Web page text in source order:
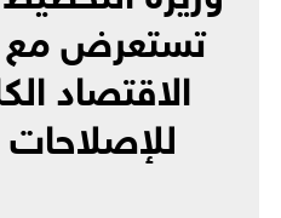
تستعرض مع
الاقتصاد
للإصلاحات